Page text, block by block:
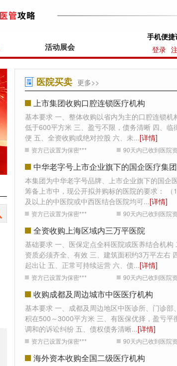
活动展会
手机便捷
登录
医院买卖 更多>>
上市集团收购口腔连锁医疗机构
基本要求 一、整体收购以省内为主的口腔连锁机
低于600平方米 三、盈亏不限，债务清晰 四、临
便 五、全资收购或绝对控股 六、未...[详情]
资方已设置为保密*** 90天内已收到医院
本集团为中华老字号品牌、上市企业旗下的国企
筹备上市中，现公开拟并购标的医院的要求： （
及以上的中医院或中西医结合医院均可...[详情]
资方已设置为保密*** 90天内已收到医院
全资收购上海区域内三万平医院
基础要求 一、医保定点全科医院或医养结合机构
资质必须齐全、有效 三、建筑面积约3万平左右
起出让 五、正常可持续运营 六、债...[详情]
资方已设置为保密*** 90天内已收到医院
收购成都及周边城市中医医疗机构
基本要求 一、成都及周边地区中医诊所、门诊部
积在500～3000平方米 三、有医保优择，盈亏平
调和的诉讼纠纷 五、债权债务清晰...[详情]
资方已设置为保密*** 90天内已收到医院
海外资本收购全国二级医疗机构